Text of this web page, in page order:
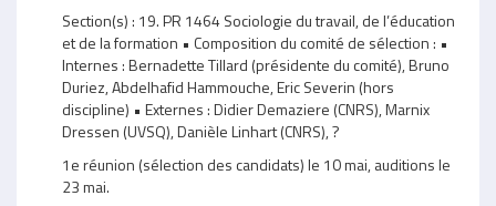
Section(s) : 19. PR 1464 Sociologie du travail, de l’éducation
et de la formation • Composition du comité de sélection : •
Internes : Bernadette Tillard (présidente du comité), Bruno
Duriez, Abdelhafid Hammouche, Eric Severin (hors
discipline) • Externes : Didier Demaziere (CNRS), Marnix
Dressen (UVSQ), Danièle Linhart (CNRS), ?
1e réunion (sélection des candidats) le 10 mai, auditions le
23 mai.